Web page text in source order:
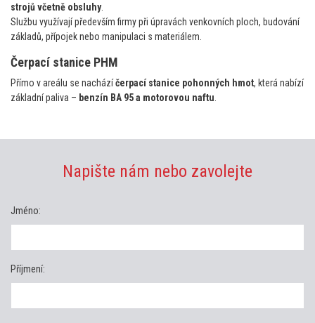
strojů včetně obsluhy.
Službu využívají především firmy při úpravách venkovních ploch, budování
základů, přípojek nebo manipulaci s materiálem.
Čerpací stanice PHM
Přímo v areálu se nacházíčerpací stanice pohonných hmot, která nabízí
základní paliva – benzín BA 95 a motorovou naftu
Napište nám nebo zavolejte
Jméno:
Příjmení: